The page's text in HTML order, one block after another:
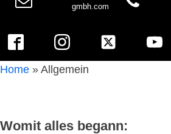
gmbh.com
Home » Allgemein
Womit alles begann: